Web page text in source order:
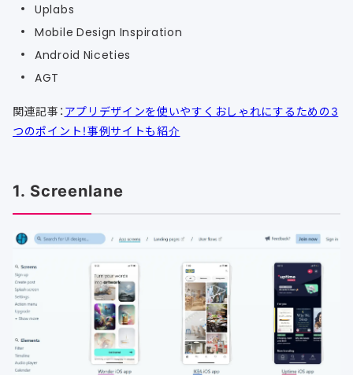
Uplabs
Mobile Design Inspiration
Android Niceties
AGT
関連記事： アプリデザインを使いやすくおしゃれにするための3
つのポイント！事例サイトも紹介
1. Screenlane